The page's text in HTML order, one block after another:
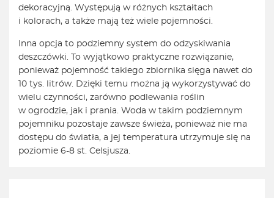
dekoracyjną. Występują w różnych kształtach
i kolorach, a także mają też wiele pojemności.
Inna opcja to podziemny system do odzyskiwania
deszczówki. To wyjątkowo praktyczne rozwiązanie,
ponieważ pojemność takiego zbiornika sięga nawet do
10 tys. litrów. Dzięki temu można ją wykorzystywać do
wielu czynności, zarówno podlewania roślin
w ogrodzie, jak i prania. Woda w takim podziemnym
pojemniku pozostaje zawsze świeża, ponieważ nie ma
dostępu do światła, a jej temperatura utrzymuje się na
poziomie 6-8 st. Celsjusza.